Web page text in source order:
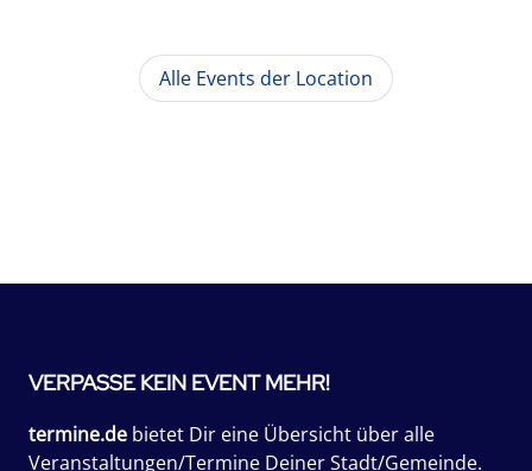
Alle Events der Location
VERPASSE KEIN EVENT MEHR!
termine.de bietet Dir eine Übersicht über alle
Veranstaltungen/Termine Deiner Stadt/Gemeinde.